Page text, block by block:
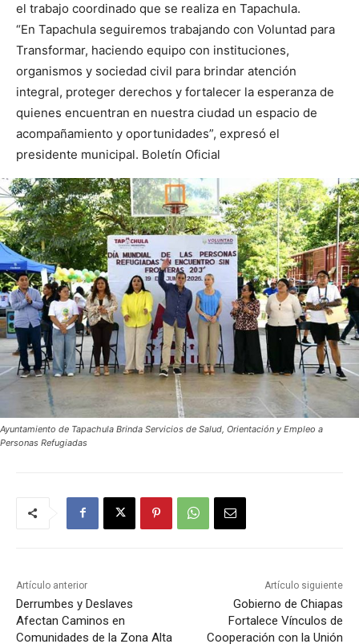
el trabajo coordinado que se realiza en Tapachula.
“En Tapachula seguiremos trabajando con Voluntad para
Transformar, haciendo equipo con instituciones,
organismos y sociedad civil para brindar atención
integral, proteger derechos y fortalecer la esperanza de
quienes encuentran en nuestra ciudad un espacio de
acompañamiento y oportunidades”, expresó el
presidente municipal. Boletín Oficial
Ayuntamiento de Tapachula Brinda Servicios de Salud, Orientación y Empleo a
Personas Refugiadas
Artículo anterior
Derrumbes y Deslaves
Afectan Caminos en
Comunidades de la Zona Alta
Artículo siguiente
Gobierno de Chiapas
Fortalece Vínculos de
Cooperación con la Unión